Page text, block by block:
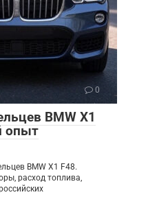
0
BMW X1
опыт
BMW X1 F48.
расход топлива,